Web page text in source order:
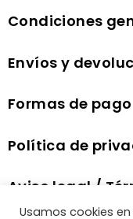
Condiciones
Envíos y
Formas de pago
Política de
Aviso legal /
comercio
Usamos cookies